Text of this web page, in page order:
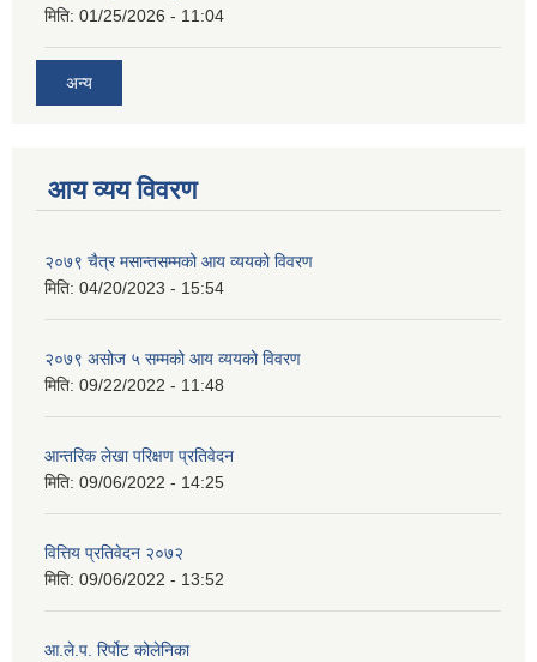
मिति: 01/25/2026 - 11:04
अन्य
आय व्यय विवरण
२०७९ चैत्र मसान्तसम्मको आय व्ययको विवरण
मिति: 04/20/2023 - 15:54
२०७९ असोज ५ सम्मको आय व्ययको विवरण
मिति: 09/22/2022 - 11:48
आन्तरिक लेखा परिक्षण प्रतिवेदन
मिति: 09/06/2022 - 14:25
वित्तिय प्रतिवेदन २०७२
मिति: 09/06/2022 - 13:52
आ.ले.प. रिर्पोट कोलेनिका